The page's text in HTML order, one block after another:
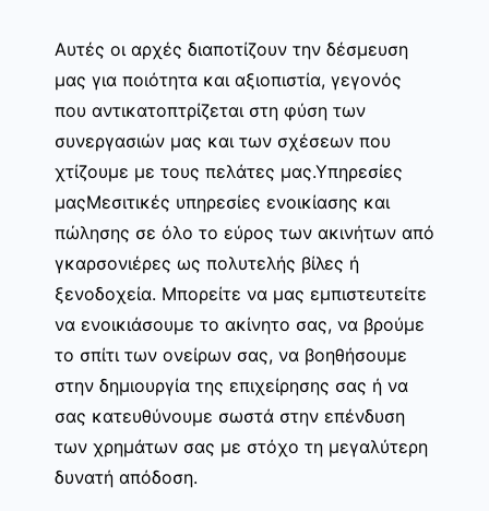
Αυτές οι αρχές διαποτίζουν την δέσμευση
μας για ποιότητα και αξιοπιστία, γεγονός
που αντικατοπτρίζεται στη φύση των
συνεργασιών μας και των σχέσεων που
χτίζουμε με τους πελάτες μας.Υπηρεσίες
μαςΜεσιτικές υπηρεσίες ενοικίασης και
πώλησης σε όλο το εύρος των ακινήτων από
γκαρσονιέρες ως πολυτελής βίλες ή
ξενοδοχεία. Μπορείτε να μας εμπιστευτείτε
να ενοικιάσουμε το ακίνητο σας, να βρούμε
το σπίτι των ονείρων σας, να βοηθήσουμε
στην δημιουργία της επιχείρησης σας ή να
σας κατευθύνουμε σωστά στην επένδυση
των χρημάτων σας με στόχο τη μεγαλύτερη
δυνατή απόδοση.